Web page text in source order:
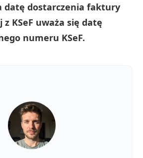
datę dostarczenia faktury
KSeF uważa się datę
numeru KSeF.